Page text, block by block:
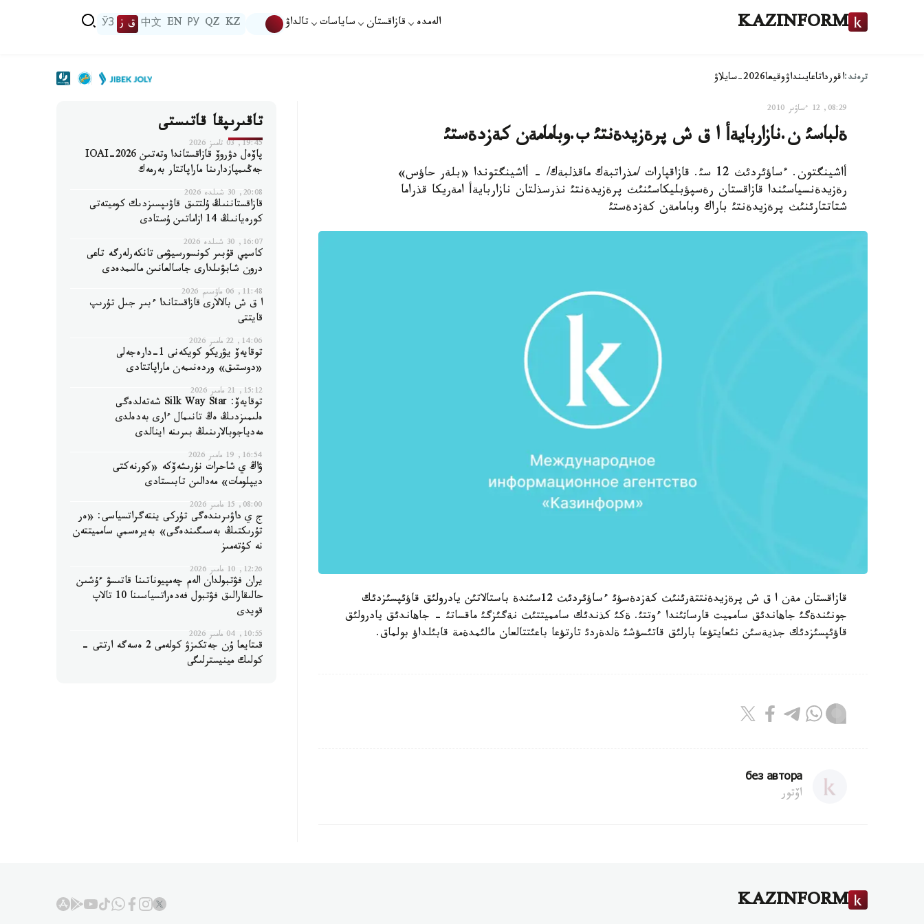
KAZINFORM الەمدە قازاقستان ساياسات تالداۋ KZ
QZ
РУ
EN
中文 ق ز ЎЗ
ترەند:اقورداتاعايىنداۋوقيعا2026-سايلاۋ
08:29, 12 ءساۋىر 2010
ةلباسئ ن.نازاربايةأ ا ق ش پرةزيدةنتئ ب.وبامامةن كةزدةستئ
أاشينگتون. ءساؤئردئث 12 سئ. قازاقپارات /مذراتبةك ماقذلبةك/ - أاشينگتوندا «بلةر حاؤس»
رةزيدةنسياسئندا قازاقستان رةسپؤبليكاسئنئث پرةزيدةنتئ نذرسذلتان نازاربايةأ امةريكا قذراما
شتاتتارئنئث پرةزيدةنتئ باراك وبامامةن كةزدةستئ
قازاقستان مةن ا ق ش پرةزيدةنتتةرئنئث كةزدةسؤئ ءساؤئردئث 12سئندة باستالاتئن يادرولئق قاؤئپسئزدئك
جونئندةگئ جاهاندئق سامميت قارساثئندا ءوتتئ. ةكئ كذندئك سامميتتئث نةگئزگئ ماقساتئ - جاهاندئق يادرولئق
قاؤئپسئزدئك جذيةسئن نئعايتؤعا بارلئق قاتئسؤشئ ةلدةردئ تارتؤعا باعئتتالعان مالئمدةمة قابئلداؤ بولماق.
без автора
اۆتور
تاقىرىپقا قاتىستى
19:45, 03 تامىز 2026
پاۆەل دۋروۆ قازاقستاندا وتەتىن IOAI-2026
جەڭىمپازدارىنا ماراپاتتار بەرمەك
20:08, 30 شىلدە 2026
قازاقستاننىڭ ۇلتتىق قاۋىپسىزدىك كوميتەتى
كورەيانىڭ 14 ازاماتىن ۇستادى
16:07, 30 شىلدە 2026
كاسپي قۇبىر كونسورسيۋمى تانكەرلەرگە تاعى
درون شابۋىلدارى جاسالعانىن مالىمدەدى
11:48, 06 ماۋسىم 2026
ا ق ش بالالارى قازاقستاندا ءبىر جىل تۇرىپ
قايتتى
14:06, 22 مامىر 2026
توقايەۆ يۋريكو كويكەنى 1-دارەجەلى
«دوستىق» وردەنىمەن ماراپاتتادى
15:12, 21 مامىر 2026
توقايەۆ: Silk Way Star شەتەلدەگى
ەلىمىزدىڭ ەڭ تانىمال ءارى بەدەلدى
مەدياجوبالارىنىڭ بىرىنە اينالدى
16:54, 19 مامىر 2026
ۋاڭ ي شاحرات نۇرىشەۆكە «كورنەكتى
ديپلومات» مەدالىن تابىستادى
08:00, 15 مامىر 2026
ج ي داۋىرىندەگى تۇركى ينتەگراتسياسى: «ەر
تۇرىكتىڭ بەسىگىندەگى» بەيرەسمي سامميتتەن
نە كۇتەمىز
12:26, 10 مامىر 2026
يران فۋتبولدان الەم چەمپيوناتىنا قاتىسۋ ءۇشىن
حالىقارالىق فۋتبول فەدەراتسياسىنا 10 تالاپ
قويدى
10:55, 04 مامىر 2026
قىتايعا ۇن جەتكىزۋ كولەمى 2 ەسەگە ارتتى -
كولىك مينيسترلىگى
KAZINFORM